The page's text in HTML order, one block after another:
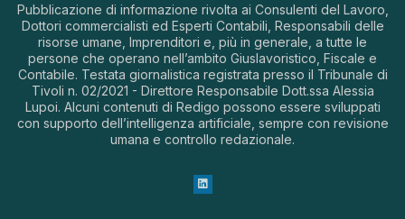
Pubblicazione di informazione rivolta ai Consulenti del Lavoro,
Dottori commercialisti ed Esperti Contabili, Responsabili delle
risorse umane, Imprenditori e, più in generale, a tutte le
persone che operano nell’ambito Giuslavoristico, Fiscale e
Contabile. Testata giornalistica registrata presso il Tribunale di
Tivoli n. 02/2021 - Direttore Responsabile Dott.ssa Alessia
Lupoi. Alcuni contenuti di Redigo possono essere sviluppati
con supporto dell’intelligenza artificiale, sempre con revisione
umana e controllo redazionale.